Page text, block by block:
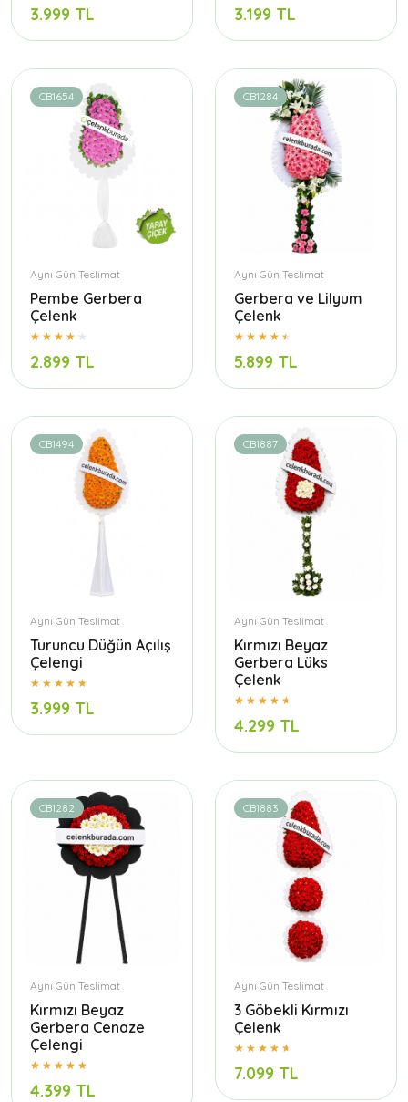
3.999 TL 3.199 TL
CB1654
Aynı Gün Teslimat
Pembe Gerbera
Çelenk
2.899 TL
CB1284
Aynı Gün Teslimat
Gerbera ve Lilyum
Çelenk
5.899 TL
CB1494
Aynı Gün Teslimat
Turuncu Düğün Açılış
Çelengi
3.999 TL
CB1887
Aynı Gün Teslimat
Kırmızı Beyaz
Gerbera Lüks
Çelenk
4.299 TL
CB1282
Aynı Gün Teslimat
Kırmızı Beyaz
Gerbera Cenaze
Çelengi
4.399 TL
CB1883
Aynı Gün Teslimat
3 Göbekli Kırmızı
Çelenk
7.099 TL